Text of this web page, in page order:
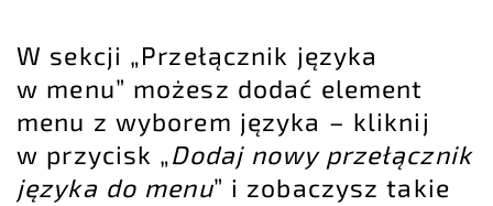
W sekcji „Przełącznik języka
w menu” możesz dodać element
menu z wyborem języka – kliknij
w przycisk „Dodaj nowy przełącznik
języka do menu” i zobaczysz takie